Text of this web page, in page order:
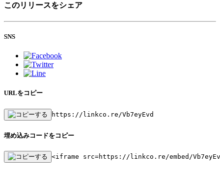
このリリースをシェア
SNS
URLをコピー
https://linkco.re/Vb7eyEvd
埋め込みコードをコピー
<iframe src=https://linkco.re/embed/